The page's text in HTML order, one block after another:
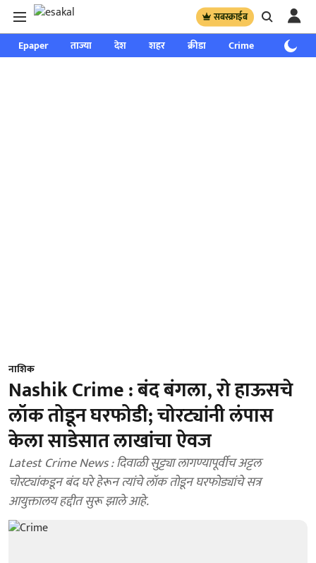
सबस्क्राईब
Epaper ताज्या देश शहर क्रीडा Crime साप्ताहिक
नाशिक
Nashik Crime : बंद बंगला, रो हाऊसचे
लॉक तोडून घरफोडी; चोरट्यांनी लंपास
केला साडेसात लाखांचा ऐवज
Latest Crime News : दिवाळी सुट्ट्या लागण्यापूर्वीच अट्टल
चोरट्यांकडून बंद घरे हेरून त्यांचे लॉक तोडून घरफोड्यांचे सत्र
आयुक्तालय हद्दीत सुरू झाले आहे.